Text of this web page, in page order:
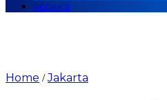
REDAKSI
Home /Jakarta